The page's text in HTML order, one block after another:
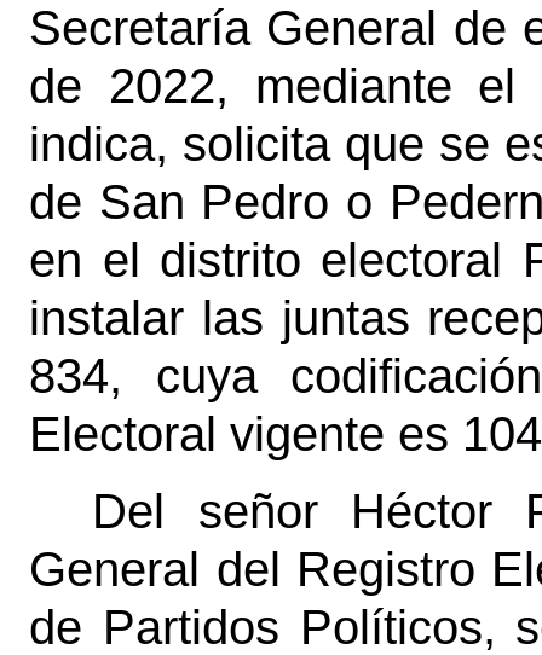
Secretaría General de
de 2022, mediante
indica, solicita que se
de San Pedro o
en el distrito electoral
instalar las juntas
834, cuya
Electoral vigente es
Del señor Héctor
General del Registro
de Partidos Políticos,